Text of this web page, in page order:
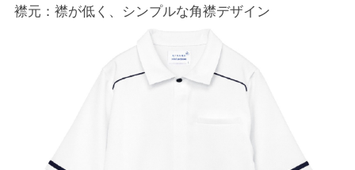
襟元：襟が低く、シンプルな角襟デザイン